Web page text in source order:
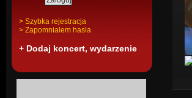
> Szybka rejestracja
> Zapomnialem hasla
+ Dodaj koncert, wydarzenie